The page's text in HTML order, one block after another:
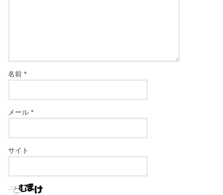
名前*
メール*
サイト